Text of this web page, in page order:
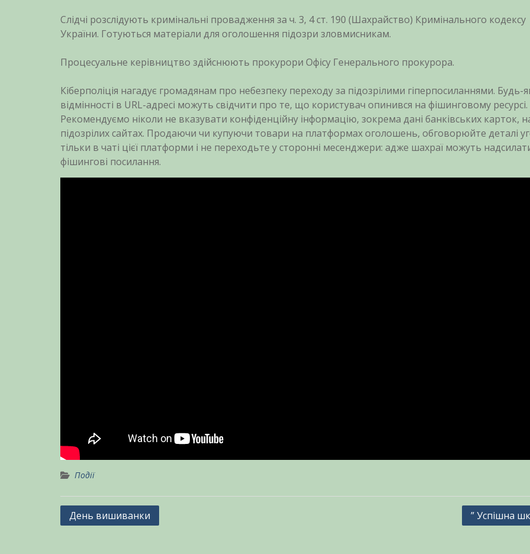
Слідчі розслідують кримінальні провадження за ч. 3, 4 ст. 190 (Шахрайство) Кримінального кодексу
України. Готуються матеріали для оголошення підозри зловмисникам.
Процесуальне керівництво здійснюють прокурори Офісу Генерального прокурора.
Кіберполіція нагадує громадянам про небезпеку переходу за підозрілими гіперпосиланнями. Будь-
відмінності в URL-адресі можуть свідчити про те, що користувач опинився на фішинговому ресурсі.
Рекомендуємо ніколи не вказувати конфіденційну інформацію, зокрема дані банківських карток,
підозрілих сайтах. Продаючи чи купуючи товари на платформах оголошень, обговорюйте деталі
тільки в чаті цієї платформи і не переходьте у сторонні месенджери: адже шахраї можуть
фішингові посилання.
Події
Навігація
День вишиванки ” Успішна